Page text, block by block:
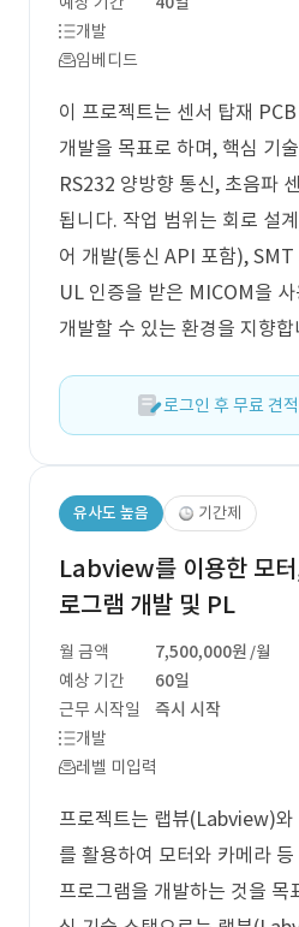
개발
임베디드
이 프로젝트는 센서 탑재
개발을 목표로 하며, 핵심 기
RS232 양방향 통신, 초음파
됩니다. 작업 범위는 회로 설
어 개발(통신 API 포함),
UL 인증을 받은 MICOM을
개발할 수 있는 환경을 지향합
로그인 후 무료 견
유사도 높음 기간제
Labview를 이용한 모
로그램 개발 및 PL
월 금액 7,500,000원 /월
예상 기간
60일
근무 시작일
즉시 시작
개발
레벨 미입력
프로젝트는 랩뷰(Labview)
를 활용하여 모터와 카메라
프로그램을 개발하는 것을 목